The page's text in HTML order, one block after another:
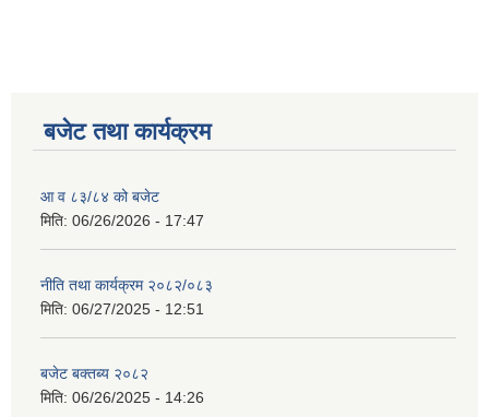
बजेट तथा कार्यक्रम
आ व ८३/८४ को बजेट
मिति: 06/26/2026 - 17:47
नीति तथा कार्यक्रम २०८२/०८३
मिति: 06/27/2025 - 12:51
बजेट बक्तब्य २०८२
मिति: 06/26/2025 - 14:26